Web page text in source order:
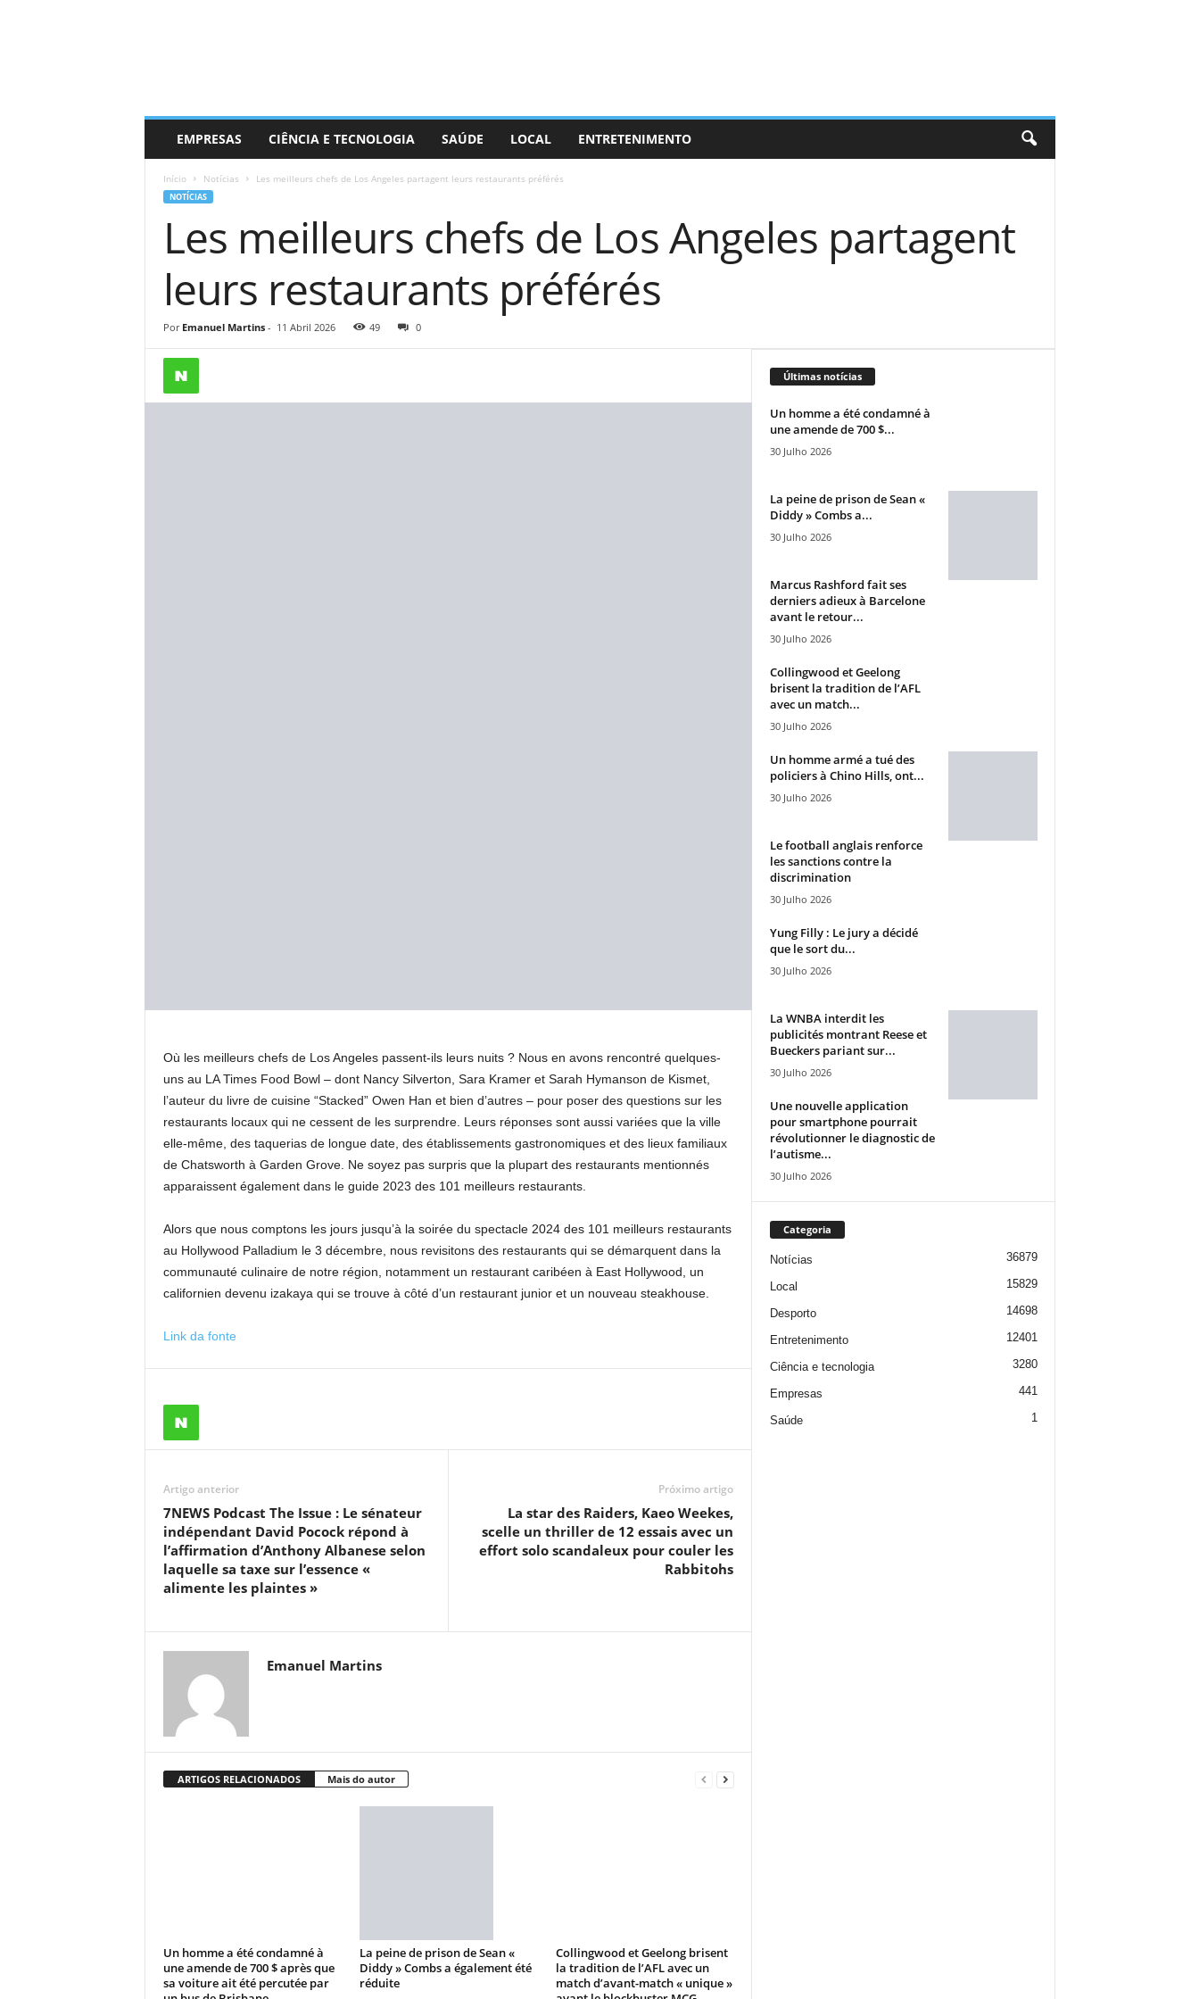
EMPRESAS CIÊNCIA E TECNOLOGIA SAÚDE LOCAL ENTRETENIMENTO
Início Notícias Les meilleurs chefs de Los Angeles partagent leurs restaurants préférés
NOTÍCIAS
Les meilleurs chefs de Los Angeles partagent
leurs restaurants préférés
Por Emanuel Martins- 11 Abril 2026 49 0
Où les meilleurs chefs de Los Angeles passent-ils leurs nuits ? Nous en avons rencontré quelques-
uns au LA Times Food Bowl – dont Nancy Silverton, Sara Kramer et Sarah Hymanson de Kismet,
l’auteur du livre de cuisine “Stacked” Owen Han et bien d’autres – pour poser des questions sur les
restaurants locaux qui ne cessent de les surprendre. Leurs réponses sont aussi variées que la ville
elle-même, des taquerias de longue date, des établissements gastronomiques et des lieux familiaux
de Chatsworth à Garden Grove. Ne soyez pas surpris que la plupart des restaurants mentionnés
apparaissent également dans le guide 2023 des 101 meilleurs restaurants.
Alors que nous comptons les jours jusqu’à la soirée du spectacle 2024 des 101 meilleurs restaurants
au Hollywood Palladium le 3 décembre, nous revisitons des restaurants qui se démarquent dans la
communauté culinaire de notre région, notamment un restaurant caribéen à East Hollywood, un
californien devenu izakaya qui se trouve à côté d’un restaurant junior et un nouveau steakhouse.
Link da fonte
Artigo anterior
7NEWS Podcast The Issue : Le sénateur
indépendant David Pocock répond à
l’affirmation d’Anthony Albanese selon
laquelle sa taxe sur l’essence «
alimente les plaintes »
Próximo artigo
La star des Raiders, Kaeo Weekes,
scelle un thriller de 12 essais avec un
effort solo scandaleux pour couler les
Rabbitohs
Emanuel Martins
ARTIGOS RELACIONADOS Mais do autor
Un homme a été condamné à
une amende de 700 $ après que
sa voiture ait été percutée par
La peine de prison de Sean «
Diddy » Combs a également été
réduite
Collingwood et Geelong brisent
la tradition de l’AFL avec un
match d’avant-match « unique »
Últimas notícias
Un homme a été condamné à
une amende de 700 $...
30 Julho 2026
La peine de prison de Sean «
Diddy » Combs a...
30 Julho 2026
Marcus Rashford fait ses
derniers adieux à Barcelone
avant le retour...
30 Julho 2026
Collingwood et Geelong
brisent la tradition de l’AFL
avec un match...
30 Julho 2026
Un homme armé a tué des
policiers à Chino Hills, ont...
30 Julho 2026
Le football anglais renforce
les sanctions contre la
discrimination
30 Julho 2026
Yung Filly : Le jury a décidé
que le sort du...
30 Julho 2026
La WNBA interdit les
publicités montrant Reese et
Bueckers pariant sur...
30 Julho 2026
Une nouvelle application
pour smartphone pourrait
révolutionner le diagnostic de
l’autisme...
30 Julho 2026
Categoria
Notícias 36879
Local 15829
Desporto 14698
Entretenimento 12401
Ciência e tecnologia 3280
Empresas 441
Saúde 1